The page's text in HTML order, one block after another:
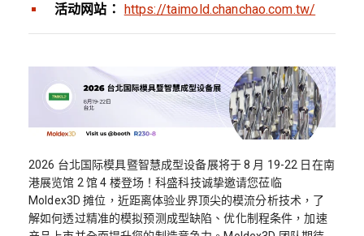
活动网站： https://taimold.chanchao.com.tw/
2026 台北国际模具暨智慧成型设备展将于 8 月 19-22 日在南
港展览馆 2 馆 4 楼登场！科盛科技诚挚邀请您莅临
Moldex3D 摊位，近距离体验业界顶尖的模流分析技术，了
解如何透过精准的模拟预测成型缺陷、优化制程条件，加速